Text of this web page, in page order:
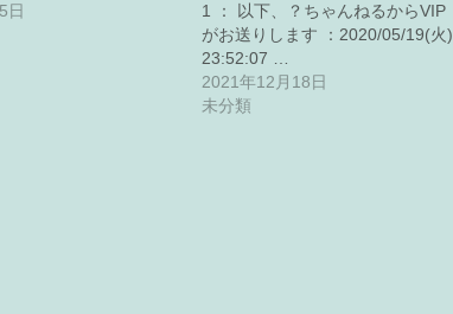
日
1 ： 以下、？ちゃんねるからVIP
がお送りします ：2020/05/19(火)
23:52:07 …
2021年12月18日
未分類